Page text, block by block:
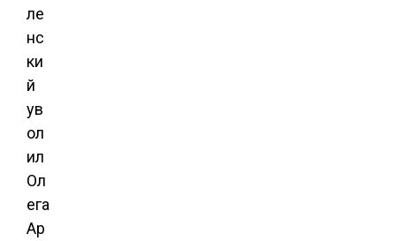
ле
нс
ки
й
ув
ол
ил
Ол
ега
Ар